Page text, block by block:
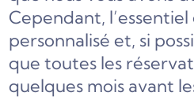
Cependant,
personnalisé et, si
que toutes les
quelques mois avant